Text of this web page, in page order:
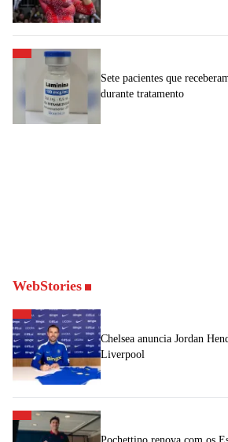
Sete pacientes que
durante tratamento
WebStories
Chelsea anuncia Jordan
Liverpool